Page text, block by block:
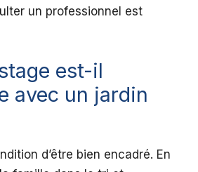
un professionnel est
est-il
avec un jardin
d’être bien encadré. En